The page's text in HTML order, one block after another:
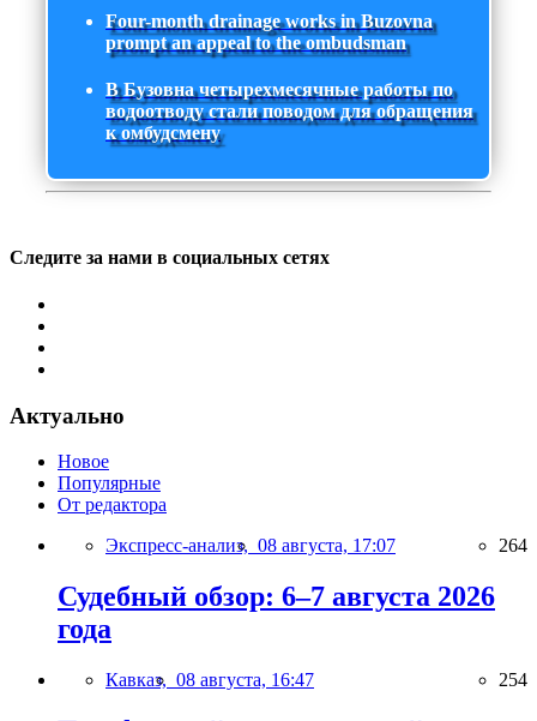
Four-month drainage works in Buzovna
prompt an appeal to the ombudsman
В Бузовна четырехмесячные работы по
водоотводу стали поводом для обращения
к омбудсмену
Следите за нами в социальных сетях
Актуально
Новое
Популярные
От редактора
Экспресс-анализ, 08 августа, 17:07 264
Судебный обзор: 6–7 августа 2026
года
Кавказ, 08 августа, 16:47 254